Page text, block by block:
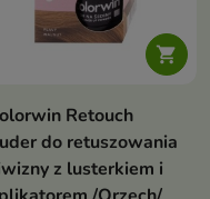

Retouch
do retuszowania
z lusterkiem i